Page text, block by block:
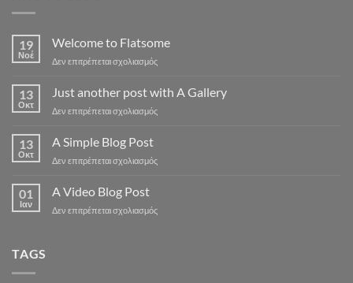
19
Νοέ
Welcome to Flatsome
Δεν επιτρέπεται σχολιασμόςστο
to
13
Οκτ
Just another post with A Gallery
Δεν επιτρέπεται σχολιασμόςστο
with
13
Οκτ
A Simple Blog Post
Δεν επιτρέπεται σχολιασμόςστο
Post
01
Ιαν
A Video Blog Post
Δεν επιτρέπεται σχολιασμόςστο
TAGS